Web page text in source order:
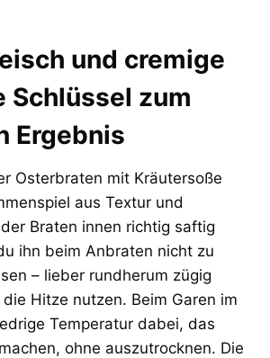
und cremige
Schlüssel zum
Ergebnis
Osterbraten mit Kräutersoße
aus Textur und
Braten innen richtig saftig
ihn beim Anbraten nicht zu
– lieber rundherum zügig
Hitze nutzen. Beim Garen im
Temperatur dabei, das
ohne auszutrocknen. Die